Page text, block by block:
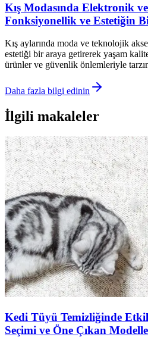
Kış Modasında Elektronik
Fonksiyonellik ve Estetiğin
Kış aylarında moda ve teknolojik
estetiği bir araya getirerek yaşam
ürünler ve güvenlik önlemleriyle
Daha fazla bilgi edinin
İlgili makaleler
Kedi Tüyü Temizliğinde
Seçimi ve Öne Çıkan